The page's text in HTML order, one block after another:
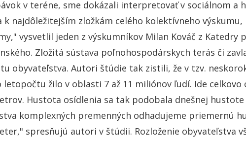
v teréne, sme dokázali interpretovať v sociálnom a
k najdôležitejším zložkám celého kolektívneho
vysvetlil jeden z výskumníkov Milan Kováč z
Zložitá sústava poľnohospodárskych terás či
obyvateľstva. Autori štúdie tak zistili, že v tzv.
letopočtu žilo v oblasti 7 až 11 miliónov ľudí. Ide
Hustota osídlenia sa tak podobala dnešnej
komplexných premenných odhadujeme priemernú
spresňujú autori v štúdii. Rozloženie obyvateľstva